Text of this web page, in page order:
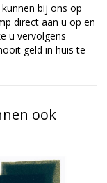
bij ons op
direct aan u op en
u vervolgens
geld in huis te
ook